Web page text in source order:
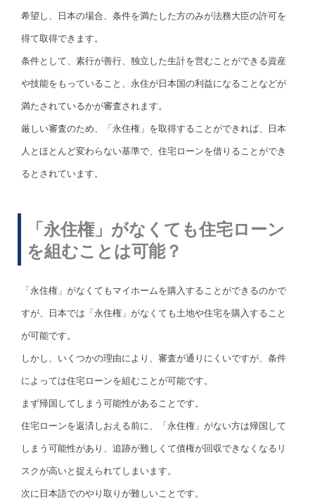
希望し、日本の場合、条件を満たした方のみが法務大臣の許可を
得て取得できます。
条件として、素行が善行、独立した生計を営むことができる資産
や技能をもっていること、永住が日本国の利益になることなどが
満たされているかが審査されます。
厳しい審査のため、「永住権」を取得することができれば、日本
人とほとんど変わらない基準で、住宅ローンを借りることができ
るとされています。
「永住権」がなくても住宅ローン
を組むことは可能？
「永住権」がなくてもマイホームを購入することができるのかで
すが、日本では「永住権」がなくても土地や住宅を購入すること
が可能です。
しかし、いくつかの理由により、審査が通りにくいですが、条件
によっては住宅ローンを組むことが可能です。
まず帰国してしまう可能性があることです。
住宅ローンを返済しおえる前に、「永住権」がない方は帰国して
しまう可能性があり、追跡が難しくて債権が回収できなくなるリ
スクが高いと捉えられてしまいます。
次に日本語でのやり取りが難しいことです。